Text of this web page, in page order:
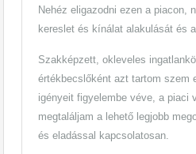
Nehéz eligazodni ezen a piacon,
kereslet és kínálat alakulását és
Szakképzett, okleveles
értékbecslőként azt tartom szem
igényeit figyelembe véve, a piaci
megtaláljam a lehető legjobb
és eladással kapcsolatosan.